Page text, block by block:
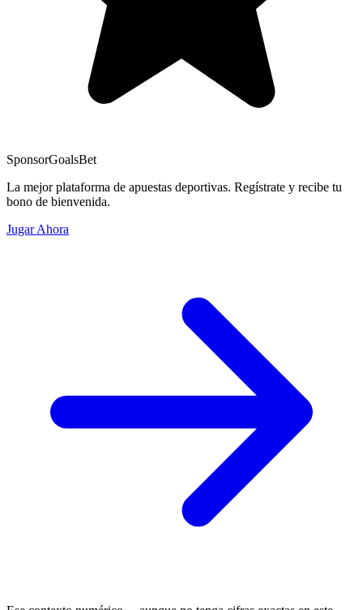
SponsorGoalsBet
La mejor plataforma de apuestas deportivas. Regístrate y recibe tu
bono de bienvenida.
Jugar Ahora